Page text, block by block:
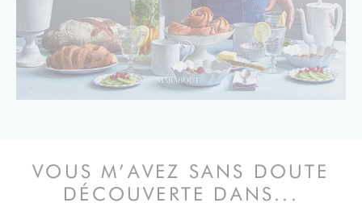
VOUS M’AVEZ SANS DOUTE
DÉCOUVERTE DANS...